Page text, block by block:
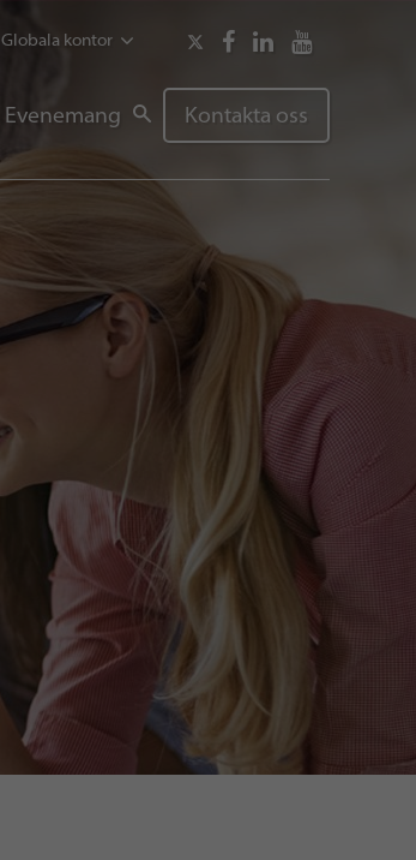
Globala kontor
Evenemang Kontakta oss